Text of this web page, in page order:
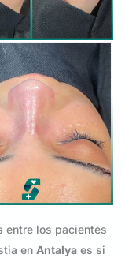
entre los pacientes
en Antalya es si